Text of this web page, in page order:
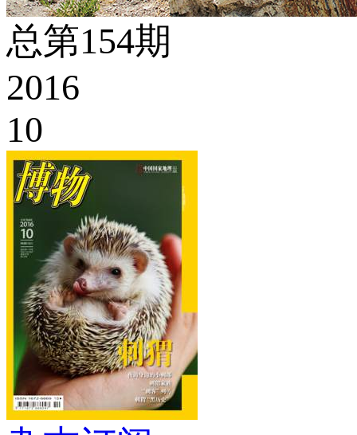
总第154期
2016
10